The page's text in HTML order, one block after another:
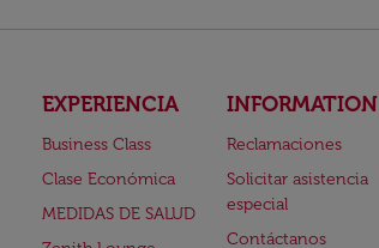
EXPERIENCIA
Business Class
Clase Económica
MEDIDAS DE SALUD
INFORMATION
Reclamaciones
Solicitar asistencia
especial
Contáctanos